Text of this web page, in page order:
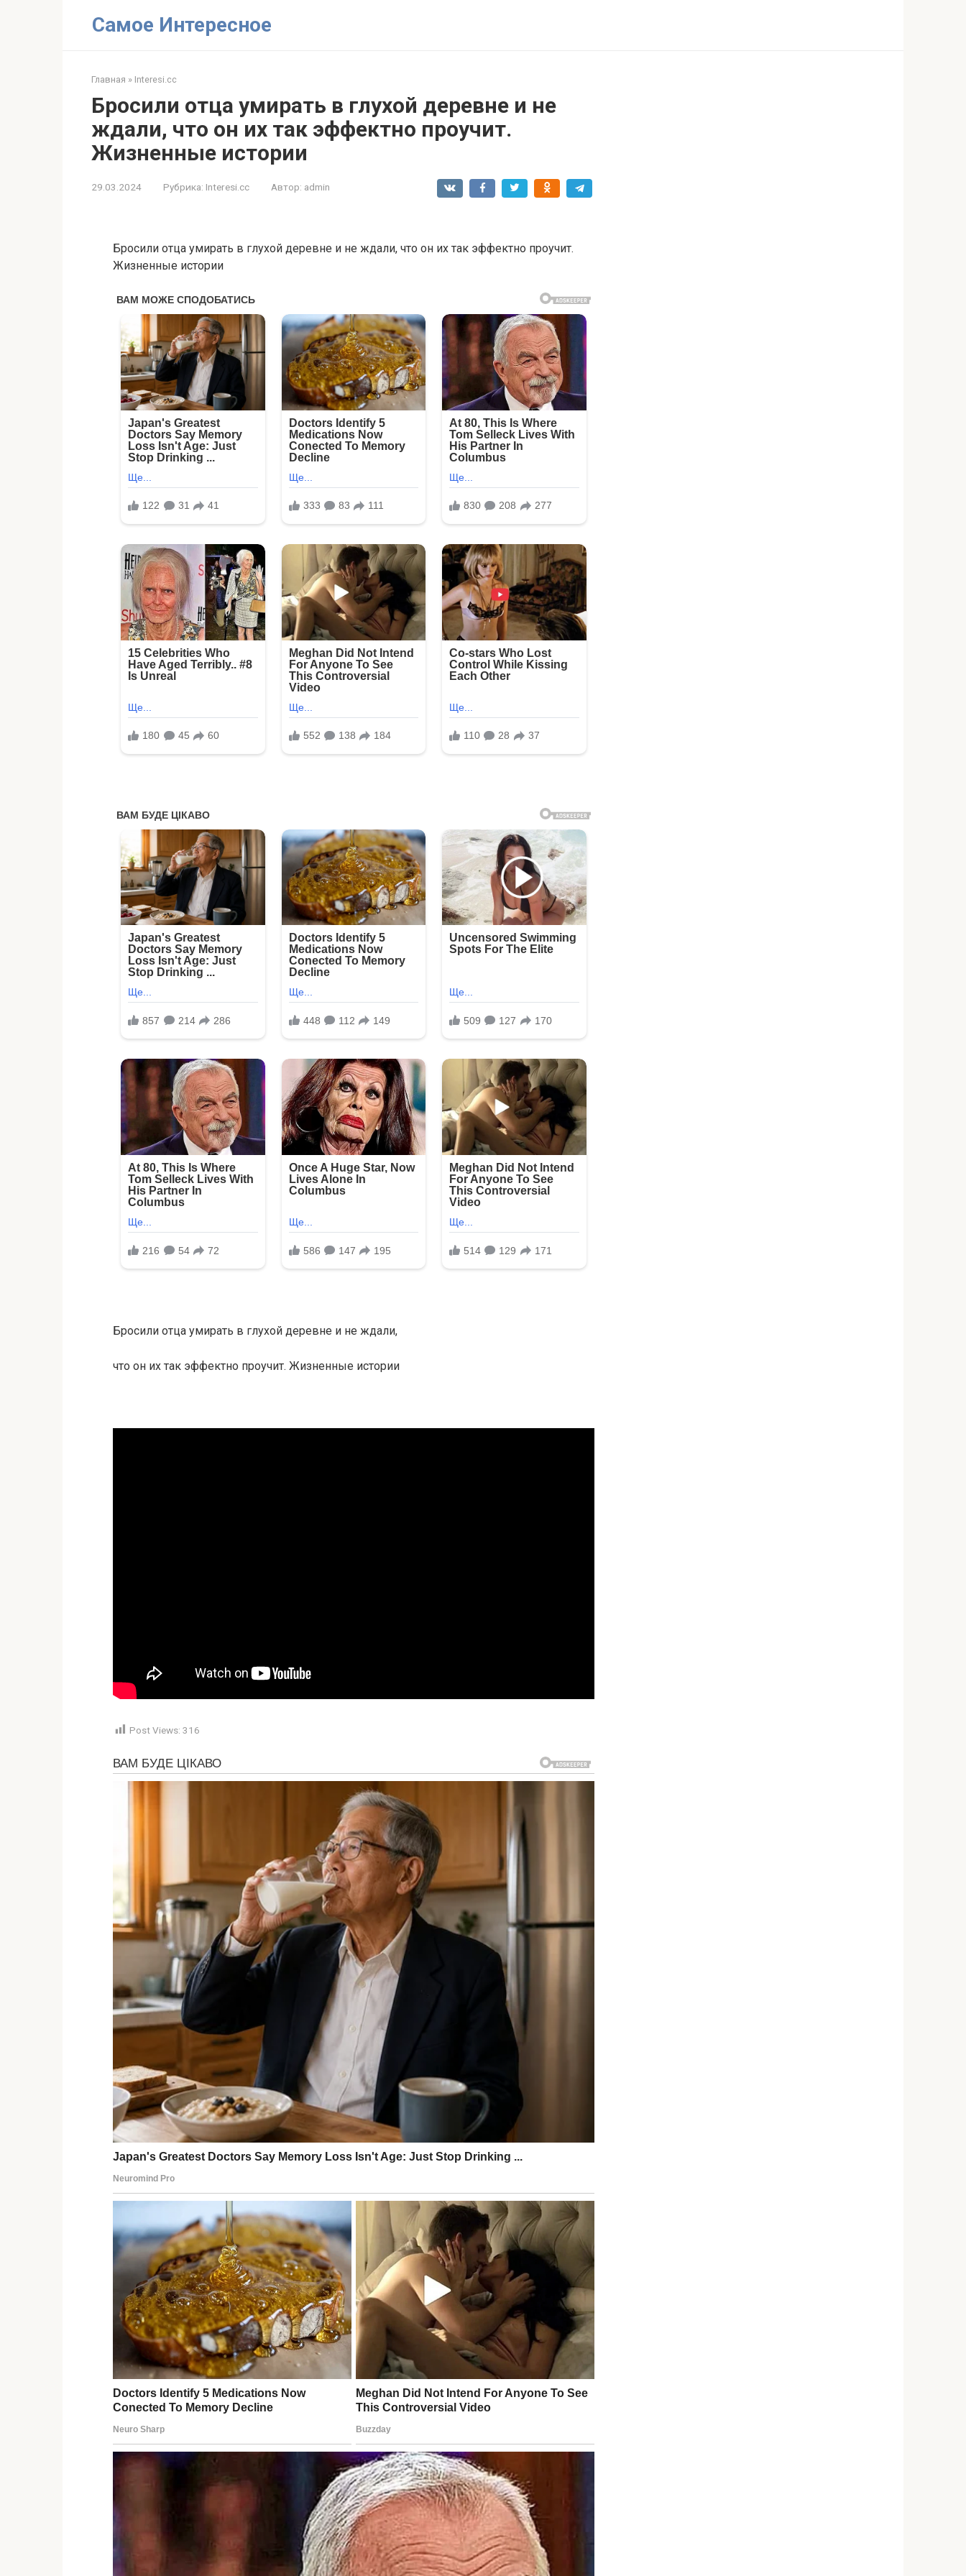
Самое Интересное
Главная » Interesi.cc
Бросили отца умирать в глухой деревне и не
ждали, что он их так эффектно проучит.
Жизненные истории
29.03.2024 Рубрика: Interesi.cc Автор: admin
Бросили отца умирать в глухой деревне и не ждали, что он их так эффектно проучит.
Жизненные истории
Бросили отца умирать в глухой деревне и не ждали,
что он их так эффектно проучит. Жизненные истории
Post Views: 316